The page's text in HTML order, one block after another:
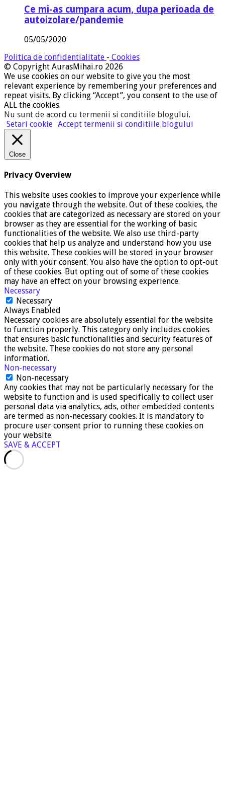
Ce mi-as cumpara acum, dupa perioada de
autoizolare/pandemie
05/05/2020
Politica de confidentialitate - Cookies
© Copyright AurasMihai.ro 2026
We use cookies on our website to give you the most
relevant experience by remembering your preferences and
repeat visits. By clicking “Accept”, you consent to the use of
ALL the cookies.
Nu sunt de acord cu termenii si conditiile blogului.
Setari cookie Accept termenii si conditiile blogului
Close
Privacy Overview
This website uses cookies to improve your experience while
you navigate through the website. Out of these cookies, the
cookies that are categorized as necessary are stored on your
browser as they are essential for the working of basic
functionalities of the website. We also use third-party
cookies that help us analyze and understand how you use
this website. These cookies will be stored in your browser
only with your consent. You also have the option to opt-out
of these cookies. But opting out of some of these cookies
may have an effect on your browsing experience.
Necessary
Necessary
Always Enabled
Necessary cookies are absolutely essential for the website
to function properly. This category only includes cookies
that ensures basic functionalities and security features of
the website. These cookies do not store any personal
information.
Non-necessary
Non-necessary
Any cookies that may not be particularly necessary for the
website to function and is used specifically to collect user
personal data via analytics, ads, other embedded contents
are termed as non-necessary cookies. It is mandatory to
procure user consent prior to running these cookies on
your website.
SAVE & ACCEPT